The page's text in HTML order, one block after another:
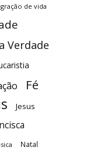
de vida
Verdade
Fé
Jesus
Natal